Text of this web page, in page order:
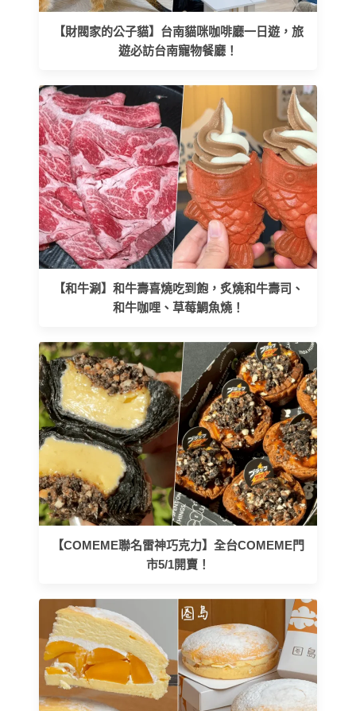
【財閥家的公子貓】台南貓咪咖啡廳一日遊，旅
遊必訪台南寵物餐廳！
【和牛涮】和牛壽喜燒吃到飽，炙燒和牛壽司、
和牛咖哩、草莓鯛魚燒！
【COMEME聯名雷神巧克力】全台COMEME門
市5/1開賣！